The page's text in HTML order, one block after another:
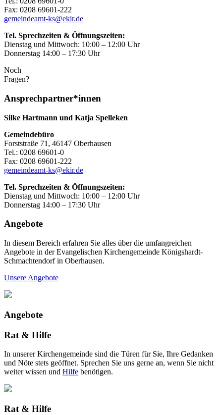
Fax: 0208 69601-222
gemeindeamt-ks@ekir.de
Tel. Sprechzeiten & Öffnungszeiten:
Dienstag und Mittwoch: 10:00 – 12:00 Uhr
Donnerstag 14:00 – 17:30 Uhr
Noch
Fragen?
Ansprechpartner*innen
Silke Hartmann und Katja Spelleken
Gemeindebüro
Forststraße 71, 46147 Oberhausen
Tel.: 0208 69601-0
Fax: 0208 69601-222
gemeindeamt-ks@ekir.de
Tel. Sprechzeiten & Öffnungszeiten:
Dienstag und Mittwoch: 10:00 – 12:00 Uhr
Donnerstag 14:00 – 17:30 Uhr
Angebote
In diesem Bereich erfahren Sie alles über die umfangreichen
Angebote in der Evangelischen Kirchengemeinde Königshardt-
Schmachtendorf in Oberhausen.
Unsere Angebote
Angebote
Rat & Hilfe
In unserer Kirchengemeinde sind die Türen für Sie, Ihre Gedanken
und Nöte stets geöffnet. Sprechen Sie uns gerne an, wenn Sie nicht
weiter wissen und Hilfe benötigen.
Rat & Hilfe